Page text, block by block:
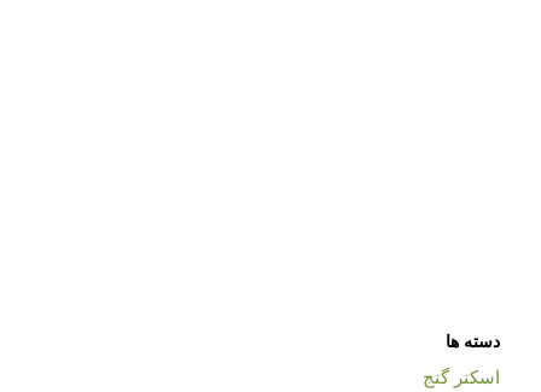
دسته ها
اسکنر گنج